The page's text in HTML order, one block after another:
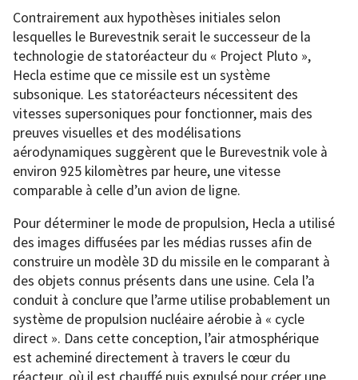
Contrairement aux hypothèses initiales selon
lesquelles le Burevestnik serait le successeur de la
technologie de statoréacteur du « Project Pluto »,
Hecla estime que ce missile est un système
subsonique. Les statoréacteurs nécessitent des
vitesses supersoniques pour fonctionner, mais des
preuves visuelles et des modélisations
aérodynamiques suggèrent que le Burevestnik vole à
environ 925 kilomètres par heure, une vitesse
comparable à celle d’un avion de ligne.
Pour déterminer le mode de propulsion, Hecla a utilisé
des images diffusées par les médias russes afin de
construire un modèle 3D du missile en le comparant à
des objets connus présents dans une usine. Cela l’a
conduit à conclure que l’arme utilise probablement un
système de propulsion nucléaire aérobie à « cycle
direct ». Dans cette conception, l’air atmosphérique
est acheminé directement à travers le cœur du